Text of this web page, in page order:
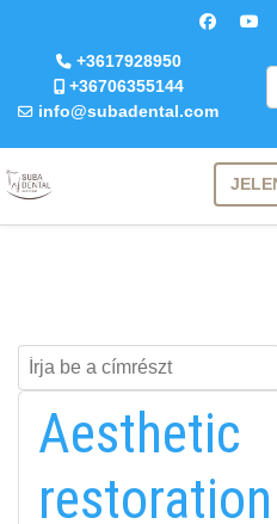
+3617928950
+36706355144
info@subadental.com
Írja be a címrészt
Keresés
Aesthetic